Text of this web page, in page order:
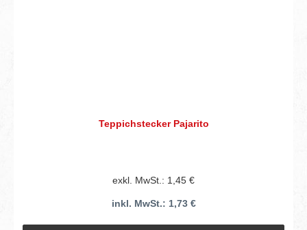
Teppichstecker Pajarito
exkl. MwSt.: 1,45 €
inkl. MwSt.: 1,73 €